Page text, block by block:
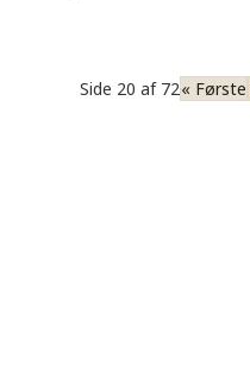
Side 20 af 72« Første